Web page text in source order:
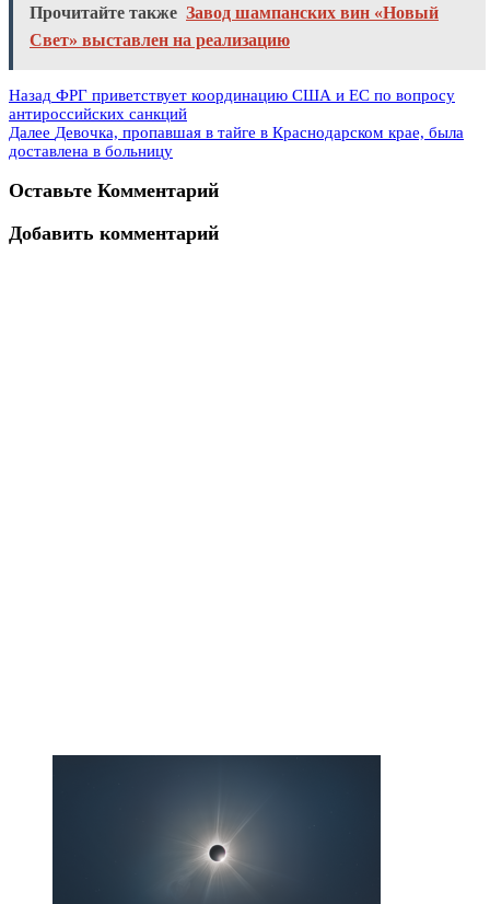
Прочитайте также Завод шампанских вин «Новый
Свет» выставлен на реализацию
Назад ФРГ приветствует координацию США и ЕС по вопросу
антироссийских санкций
Далее Девочка, пропавшая в тайге в Краснодарском крае, была
доставлена в больницу
Оставьте Комментарий
Добавить комментарий